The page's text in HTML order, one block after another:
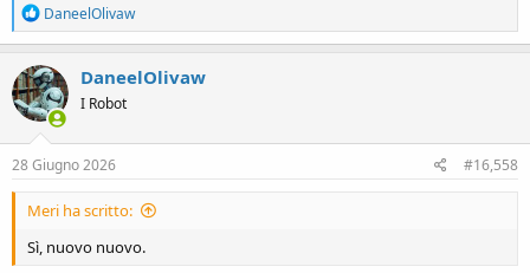
R
e
a
c
t
i
o
n
s
DaneelOlivaw
DaneelOlivaw
I Robot
28 Giugno 2026 #16,558
Meri ha scritto:
Sì, nuovo nuovo.